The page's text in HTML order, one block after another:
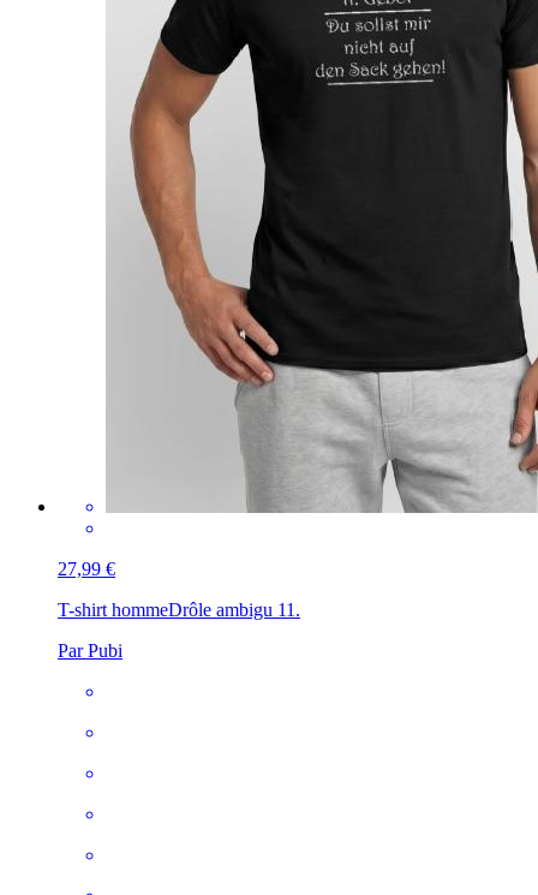
27,99 €
T-shirt hommeDrôle ambigu 11.
Par Pubi